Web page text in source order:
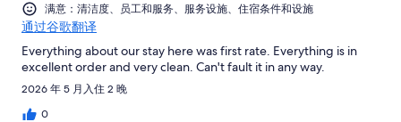
满意：清洁度、员工和服务、服务设施、住宿条件和设施
通过谷歌翻译
Everything about our stay here was first rate. Everything is in
excellent order and very clean. Can't fault it in any way.
2026 年 5 月入住 2 晚
0